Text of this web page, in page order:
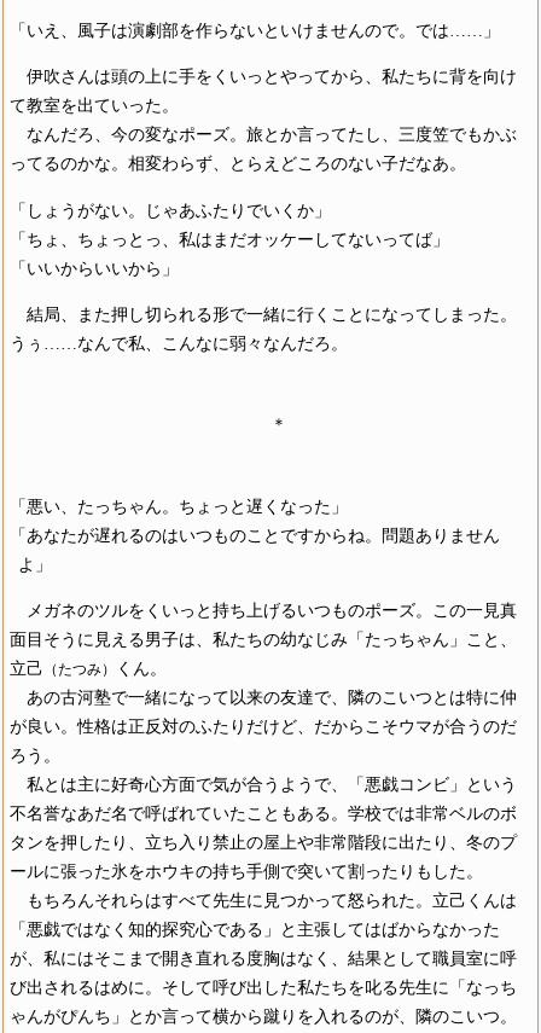
「いえ、風子は演劇部を作らないといけませんので。では……」
伊吹さんは頭の上に手をくいっとやってから、私たちに背を向け
て教室を出ていった。
なんだろ、今の変なポーズ。旅とか言ってたし、三度笠でもかぶ
ってるのかな。相変わらず、とらえどころのない子だなあ。
「しょうがない。じゃあふたりでいくか」
「ちょ、ちょっとっ、私はまだオッケーしてないってば」
「いいからいいから」
結局、また押し切られる形で一緒に行くことになってしまった。
うぅ……なんで私、こんなに弱々なんだろ。
＊
「悪い、たっちゃん。ちょっと遅くなった」
「あなたが遅れるのはいつものことですからね。問題ありません
よ」
メガネのツルをくいっと持ち上げるいつものポーズ。この一見真
面目そうに見える男子は、私たちの幼なじみ「たっちゃん」こと、
立己 （たつみ）
くん。
あの古河塾で一緒になって以来の友達で、隣のこいつとは特に仲
が良い。性格は正反対のふたりだけど、だからこそウマが合うのだ
ろう。
私とは主に好奇心方面で気が合うようで、「悪戯コンビ」という
不名誉なあだ名で呼ばれていたこともある。学校では非常ベルのボ
タンを押したり、立ち入り禁止の屋上や非常階段に出たり、冬のプ
ールに張った氷をホウキの持ち手側で突いて割ったりもした。
もちろんそれらはすべて先生に見つかって怒られた。立己くんは
「悪戯ではなく知的探究心である」と主張してはばからなかった
が、私にはそこまで開き直れる度胸はなく、結果として職員室に呼
び出されるはめに。そして呼び出した私たちを叱る先生に「なっち
ゃんがぴんち」とか言って横から蹴りを入れるのが、隣のこいつ。